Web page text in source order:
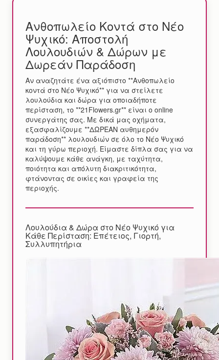
Ανθοπωλείο Κοντά στο Νέο
Ψυχικό: Αποστολή
Λουλουδιών & Δώρων με
Δωρεάν Παράδοση
Αν αναζητάτε ένα αξιόπιστο **Ανθοπωλείο
κοντά στο Νέο Ψυχικό** για να στείλετε
λουλούδια και δώρα για οποιαδήποτε
περίσταση, το **21Flowers.gr** είναι ο online
συνεργάτης σας. Με δικά μας οχήματα,
εξασφαλίζουμε **ΔΩΡΕΑΝ αυθημερόν
παράδοση** λουλουδιών σε όλο το Νέο Ψυχικό
και τη γύρω περιοχή. Είμαστε δίπλα σας για να
καλύψουμε κάθε ανάγκη, με ταχύτητα,
ποιότητα και απόλυτη διακριτικότητα,
φτάνοντας σε οικίες και γραφεία της
περιοχής.
Λουλούδια & Δώρα στο Νέο Ψυχικό για
Κάθε Περίσταση: Επέτειος, Γιορτή,
Συλλυπητήρια